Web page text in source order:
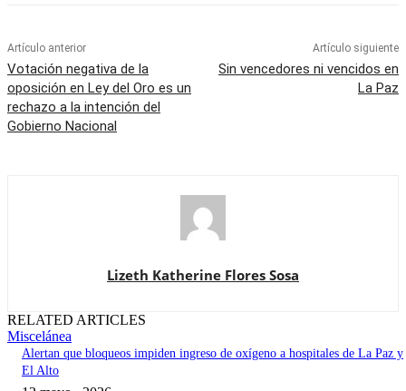
Artículo anterior
Votación negativa de la
oposición en Ley del Oro es un
rechazo a la intención del
Gobierno Nacional
Artículo siguiente
Sin vencedores ni vencidos en
La Paz
Lizeth Katherine Flores Sosa
RELATED ARTICLES
Miscelánea
Alertan que bloqueos impiden ingreso de oxígeno a hospitales de La Paz y
El Alto